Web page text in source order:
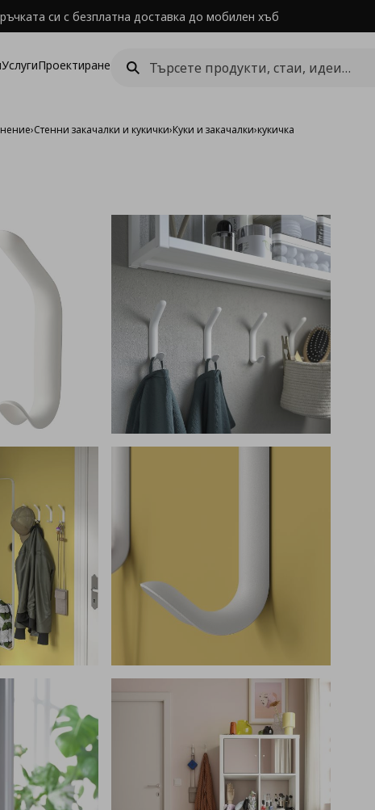
си с безплатна доставка до мобилен хъб
УслугиПроектиране
›Стенни закачалки и кукички›Куки и закачалки›кукичка